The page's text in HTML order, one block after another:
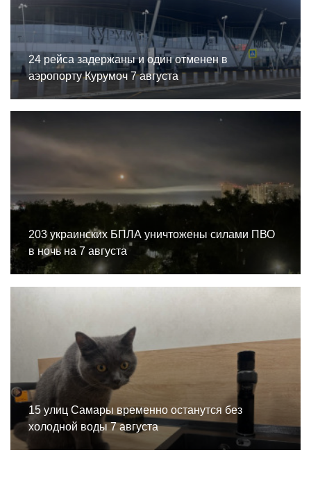
24 рейса задержаны и один отменен в
аэропорту Курумоч 7 августа
203 украинских БПЛА уничтожены силами ПВО
в ночь на 7 августа
15 улиц Самары временно останутся без
холодной воды 7 августа